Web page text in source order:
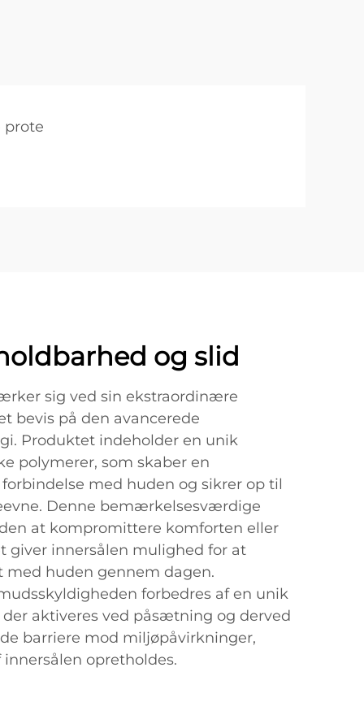
og slid
sig ved sin ekstraordinære
bevis på den avancerede
Produktet indeholder en unik
polymerer, som skaber en
med huden og sikrer op til
Denne bemærkelsesværdige
at kompromittere komforten eller
giver innersålen mulighed for at
huden gennem dagen.
forbedres af en unik
aktiveres ved påsætning og derved
barriere mod miljøpåvirkninger,
opretholdes.